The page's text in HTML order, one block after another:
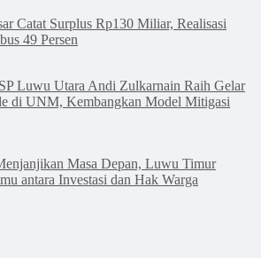
Catat Surplus Rp130 Miliar, Realisasi
49 Persen
Luwu Utara Andi Zulkarnain Raih Gelar
di UNM, Kembangkan Model Mitigasi
Masa Depan, Luwu Timur
antara Investasi dan Hak Warga